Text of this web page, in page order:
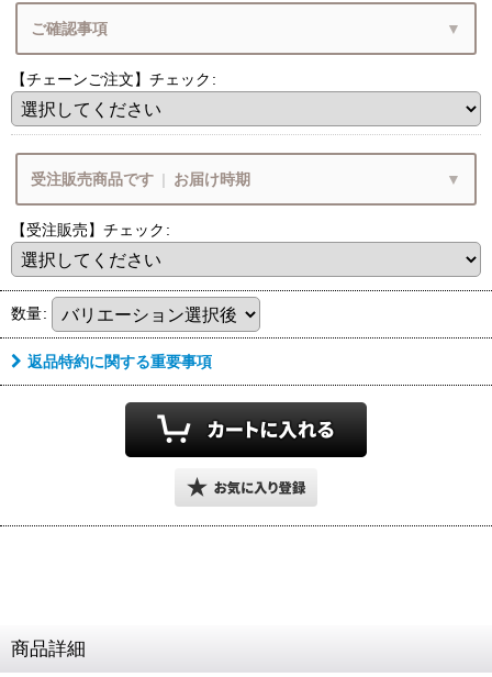
ご確認事項
（1）チェーン単品ご注文
チェーンのみご注文
ペンダントの状態でお届け致します
フェザー
フェザー単品ご注文
ペンダントの状態でお届け
チェーン単品ご注文
ペンダントの状態でお届け
【チェーンご注文】チェック :
受注販売商品です | お届け時期
8月営業期間・お届け時期
8/9 8/16
月中旬頃のお届けです
各期間内にお届けとなります
【受注販売】チェック :
数量:
返品特約に関する重要事項
商品詳細